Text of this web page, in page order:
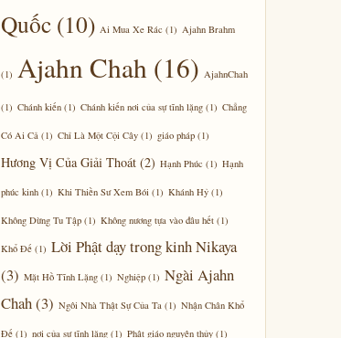
Quốc (10) Ai Mua Xe Rác (1) Ajahn Brahm
(1) Ajahn Chah (16) AjahnChah
(1) Chánh kiến (1) Chánh kiến nơi của sự tĩnh lặng (1) Chẳng
Có Ai Cả (1) Chỉ Là Một Cội Cây (1) giáo pháp (1)
Hương Vị Của Giải Thoát (2) Hạnh Phúc (1) Hạnh
phúc kinh (1) Khi Thiền Sư Xem Bói (1) Khánh Hỷ (1)
Không Dừng Tu Tập (1) Không nương tựa vào đâu hết (1)
Khổ Đế (1) Lời Phật dạy trong kinh Nikaya
(3) Mặt Hồ Tĩnh Lặng (1) Nghiệp (1) Ngài Ajahn
Chah(3) Ngôi Nhà Thật Sự Của Ta (1) Nhận Chân Khổ
Đế (1) nơi của sự tĩnh lặng (1) Phật giáo nguyên thủy (1)